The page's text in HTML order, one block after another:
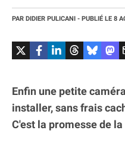
PAR DIDIER PULICANI - PUBLIÉ LE 8
Enfin une petite
installer, sans frais
C'est la promesse de